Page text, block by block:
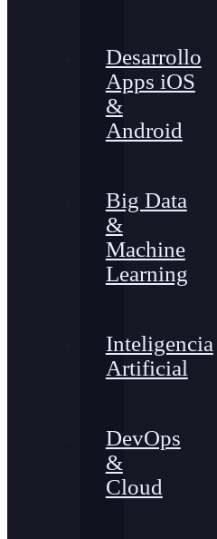
Desarrollo
Apps iOS
&
Android
Big Data
&
Machine
Learning
Inteligencia
Artificial
DevOps
&
Cloud